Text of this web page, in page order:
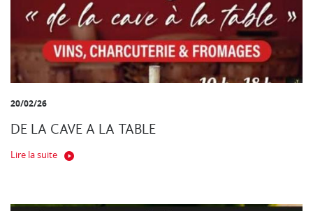
20/02/26
DE LA CAVE A LA TABLE
Lire la suite